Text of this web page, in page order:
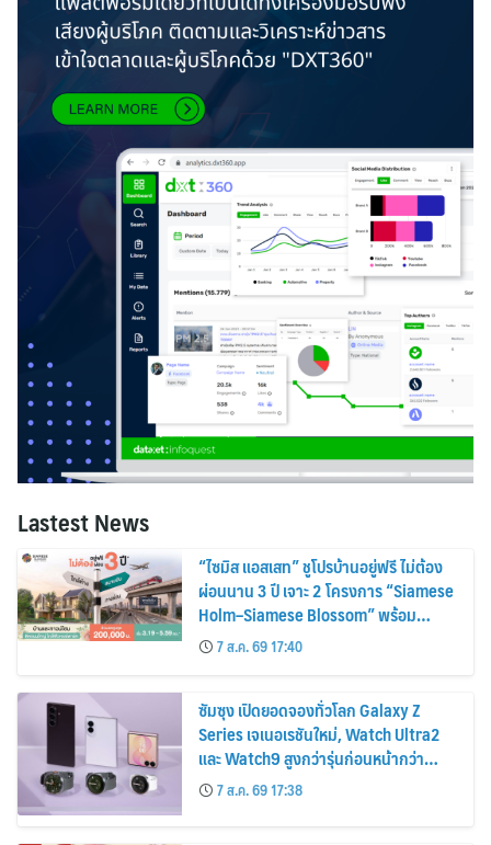
Lastest News
“ไซมิส แอสเสท” ชูโปรบ้านอยู่ฟรี ไม่ต้อง
ผ่อนนาน 3 ปี เจาะ 2 โครงการ “Siamese
Holm–Siamese Blossom” พร้อม
ส่วนลดและสิทธิพิเศษถึง 31 สิงหาคม
2569
7 ส.ค. 69 17:40
ซัมซุง เปิดยอดจองทั่วโลก Galaxy Z
Series เจเนอเรชันใหม่, Watch Ultra2
และ Watch9 สูงกว่ารุ่นก่อนหน้ากว่า
30%7 ส.ค. 69 17:38